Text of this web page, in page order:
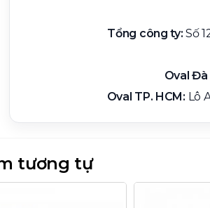
Tổng công ty: Số
Oval Đà
Oval TP. HCM: Lô
tương tự